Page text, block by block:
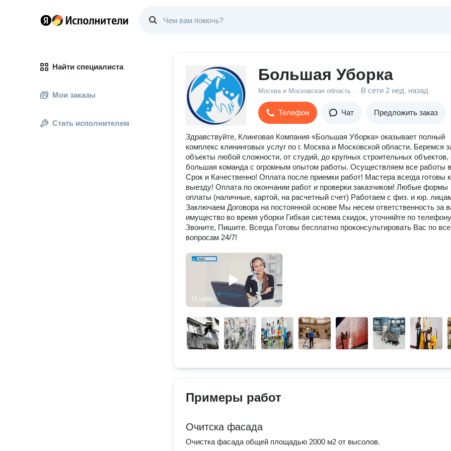
Найти специалиста
Мои заказы
Стать исполнителем
Большая Уборка
Москва и Московская область · В сети 2 нед. назад
Телефон Чат Предложить заказ
Здравствуйте, Клинговая Компания «Большая Уборка» оказывает полный
комплекс клининговых услуг по г. Москва и Московской области. Беремся
объекты любой сложности, от студий, до крупных строительных объектов,
большая команда с огромным опытом работы. Осуществляем все работы в
Срок и Качественно! Оплата после приемки работ! Мастера всегда готовы к
выезду! Оплата по окончании работ и проверки заказчиком! Любые формы
оплаты (наличные, картой, на расчетный счет) Работаем с физ. и юр.
Заключаем Договора на постоянной основе Мы несем ответственность за
имущество во время уборки Гибкая система скидок, уточняйте по телефону
Звоните, Пишите. Всегда Готовы бесплатно проконсультировать Вас по
вопросам 24/7!
О себе
Примеры работ
Очитска фасада
Очистка фасада общей площадью 2000 м2 от высолов.